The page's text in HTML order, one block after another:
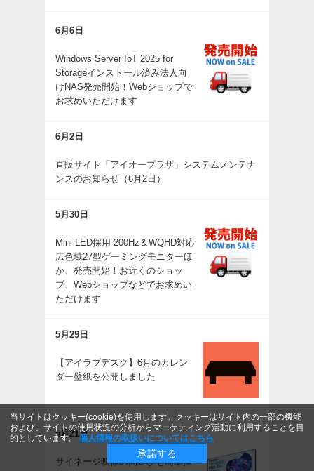
6月6日
Windows Server IoT 2025 for
Storageインストール済み法人向
けNAS発売開始！Webショップで
お求めいただけます
6月2日
直販サイト「アイオープラザ」システムメンテナ
ンスのお知らせ（6月2日）
5月30日
Mini LED採用 200Hz＆WQHD対応
広色域27型ゲーミングモニターほ
か、発売開始！お近くのショッ
プ、Webショップなどでお求めい
ただけます
5月29日
【アイラブデスク】6月のカレン
ダー壁紙を公開しました
5月21日
サイネージ映像の間延びを簡単操
当サイトはクッキー(cookie)を使用します。クッキーはサイト内の一部の機能
および、サイトの使用状況の分析からマーケティング活動に利用することを目
的としています。 個人情報の取扱いについてはこちら
承諾する